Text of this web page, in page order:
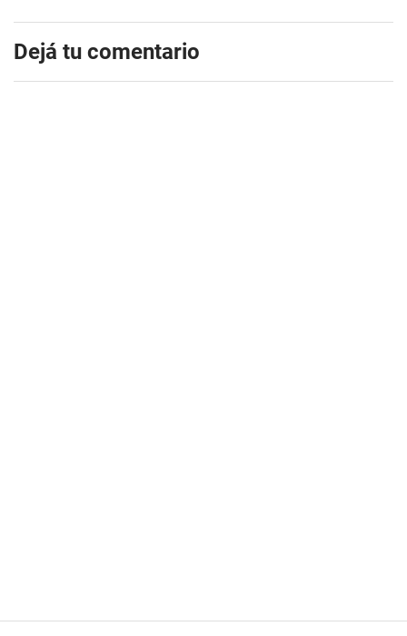
Dejá tu comentario